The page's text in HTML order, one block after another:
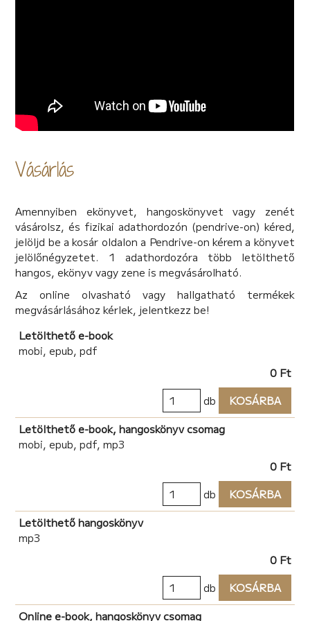
Vásárlás
Amennyiben ekönyvet, hangoskönyvet vagy zenét
vásárolsz, és fizikai adathordozón (pendrive-on) kéred,
jelöljd be a kosár oldalon a Pendrive-on kérem a könyvet
jelölőnégyzetet. 1 adathordozóra több letölthető
hangos, ekönyv vagy zene is megvásárolható.
Az online olvasható vagy hallgatható termékek
megvásárlásához kérlek, jelentkezz be!
Letölthető e-book
mobi, epub, pdf
0 Ft
db
KOSÁRBA
Letölthető e-book, hangoskönyv csomag
mobi, epub, pdf, mp3
0 Ft
db
KOSÁRBA
Letölthető hangoskönyv
mp3
0 Ft
db
KOSÁRBA
Online e-book, hangoskönyv csomag